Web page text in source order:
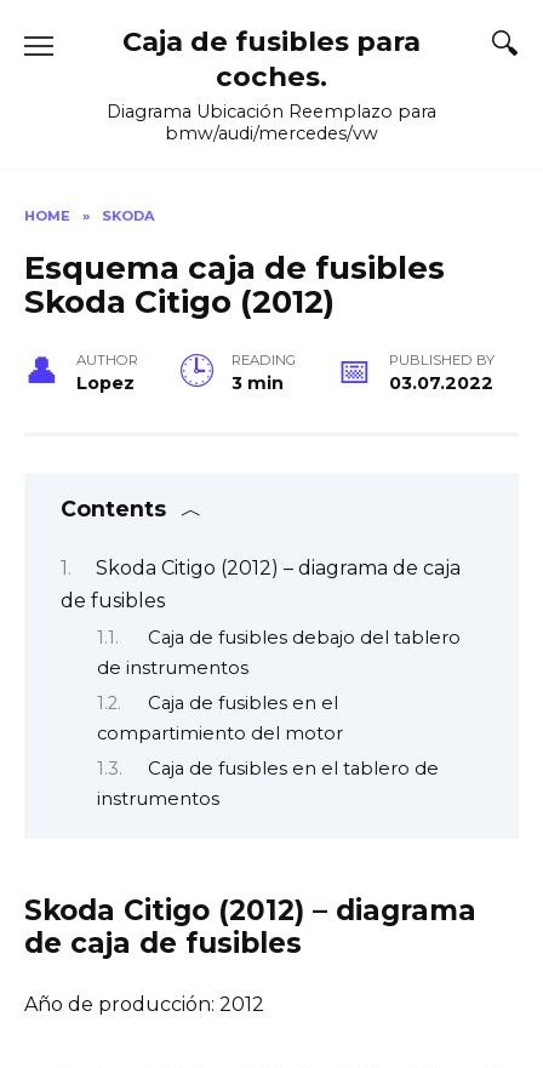
Caja de fusibles para
coches.
Diagrama Ubicación Reemplazo para
bmw/audi/mercedes/vw
HOME » SKODA
Esquema caja de fusibles
Skoda Citigo (2012)
AUTHOR
Lopez
READING
3 min
PUBLISHED BY
03.07.2022
Contents
Skoda Citigo (2012) – diagrama de caja
de fusibles
Caja de fusibles debajo del tablero
de instrumentos
Caja de fusibles en el
compartimiento del motor
Caja de fusibles en el tablero de
instrumentos
Skoda Citigo (2012) – diagrama
de caja de fusibles
Año de producción: 2012